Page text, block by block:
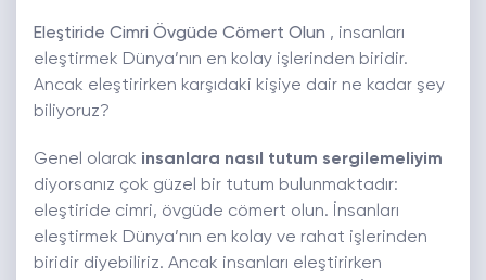
Eleştiride Cimri Övgüde Cömert Olun , insanları
eleştirmek Dünya’nın en kolay işlerinden biridir.
Ancak eleştirirken karşıdaki kişiye dair ne kadar şey
biliyoruz?
Genel olarak insanlara nasıl tutum sergilemeliyim
diyorsanız çok güzel bir tutum bulunmaktadır:
eleştiride cimri, övgüde cömert olun. İnsanları
eleştirmek Dünya’nın en kolay ve rahat işlerinden
biridir diyebiliriz. Ancak insanları eleştirirken